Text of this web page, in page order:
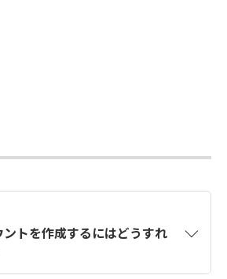
トを作成するにはどうすれ